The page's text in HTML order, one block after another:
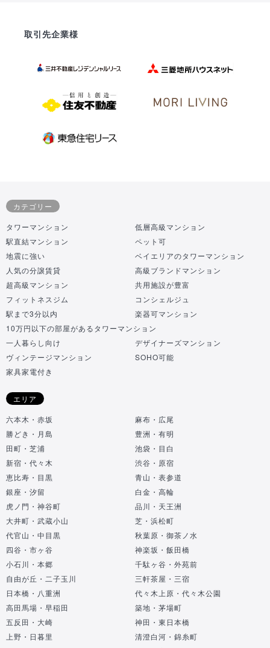
取引先企業様
カテゴリー
タワーマンション
低層高級マンション
駅直結マンション
ペット可
地震に強い
ベイエリアのタワーマンション
人気の分譲賃貸
高級ブランドマンション
超高級マンション
共用施設が豊富
フィットネスジム
コンシェルジュ
駅まで3分以内
楽器可マンション
10万円以下の部屋があるタワーマンション
一人暮らし向け
デザイナーズマンション
ヴィンテージマンション
SOHO可能
家具家電付き
エリア
六本木・赤坂
麻布・広尾
勝どき・月島
豊洲・有明
田町・芝浦
池袋・目白
新宿・代々木
渋谷・原宿
恵比寿・目黒
青山・表参道
銀座・汐留
白金・高輪
虎ノ門・神谷町
品川・天王洲
大井町・武蔵小山
芝・浜松町
代官山・中目黒
秋葉原・御茶ノ水
四谷・市ヶ谷
神楽坂・飯田橋
小石川・本郷
千駄ヶ谷・外苑前
自由が丘・二子玉川
三軒茶屋・三宿
日本橋・八重洲
代々木上原・代々木公園
高田馬場・早稲田
築地・茅場町
五反田・大崎
神田・東日本橋
上野・日暮里
清澄白河・錦糸町